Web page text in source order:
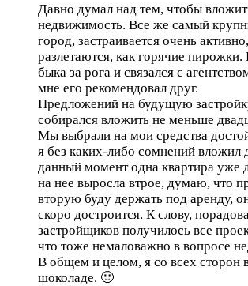
Давно думал над тем, чтобы
недвижимость. Все же самый
город, застраивается очень
разлетаются, как горячие пирожки.
быка за рога и связался с
мне его рекомендовал друг.
Предложений на будущую
собирался вложить не меньше
Мы выбрали на мои средства
я без каких-либо сомнений вложил
данный момент одна квартира уже
на нее выросла втрое, думаю, что
вторую буду держать под аренду,
скоро достроится. К слову,
застройщиков получилось все
что тоже немаловажно в вопросе
В общем и целом, я со всех сторон
шоколаде. 🙂